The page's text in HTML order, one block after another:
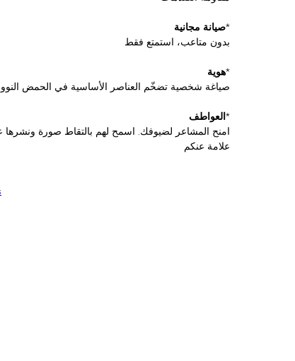
صيانة مجانية*
بدون متاعب، استمتع فقط
هوية*
صياغة شخصية تضخّم العناصر الأساسية في الحمض النووي
العواطف *
امنح المشاعر لضيوفك. اسمح لهم بالتقاط صورة
علامة عنكم